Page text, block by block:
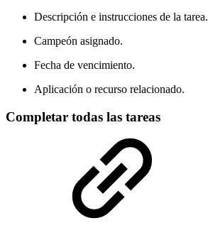
Descripción e instrucciones de la tarea.
Campeón asignado.
Fecha de vencimiento.
Aplicación o recurso relacionado.
Completar todas las tareas